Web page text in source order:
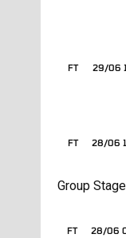
29/06
FT
28/06
FT
Group
28/06
FT